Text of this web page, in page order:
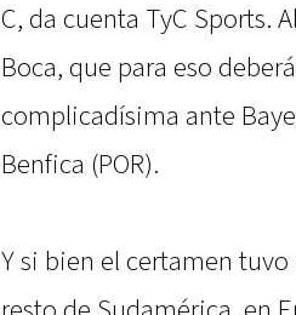
C, da cuenta TyC Sports.
Boca, que para eso
complicadísima ante
Benfica (POR).
Y si bien el certamen